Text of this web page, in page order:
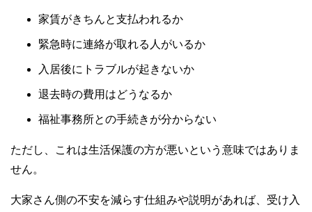
家賃がきちんと支払われるか
緊急時に連絡が取れる人がいるか
入居後にトラブルが起きないか
退去時の費用はどうなるか
福祉事務所との手続きが分からない
ただし、これは生活保護の方が悪いという意味ではありま
せん。
大家さん側の不安を減らす仕組みや説明があれば、受け入